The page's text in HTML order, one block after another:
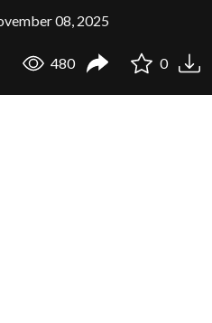
08, 2025
480 0